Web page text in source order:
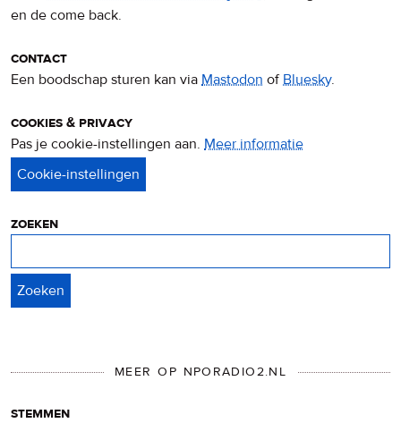
en de come back.
contact
Een boodschap sturen kan via Mastodon ofBluesky.
cookies & privacy
Pas je cookie-instellingen aan. Meer informatie
zoeken
MEER OP NPORADIO2.NL
stemmen